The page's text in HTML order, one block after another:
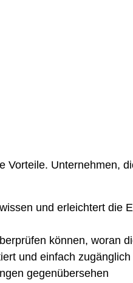
Unternehmen,
und erleichtert die
können, woran
und einfach
gegenübersehen